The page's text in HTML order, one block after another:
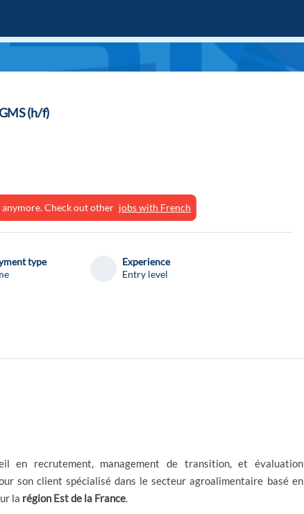
(h/f)
Check out other jobs with French
type
Experience
Entry level
en recrutement, management de transition, et évaluation
son client spécialisé dans le secteur agroalimentaire basé en
la région Est de la France.